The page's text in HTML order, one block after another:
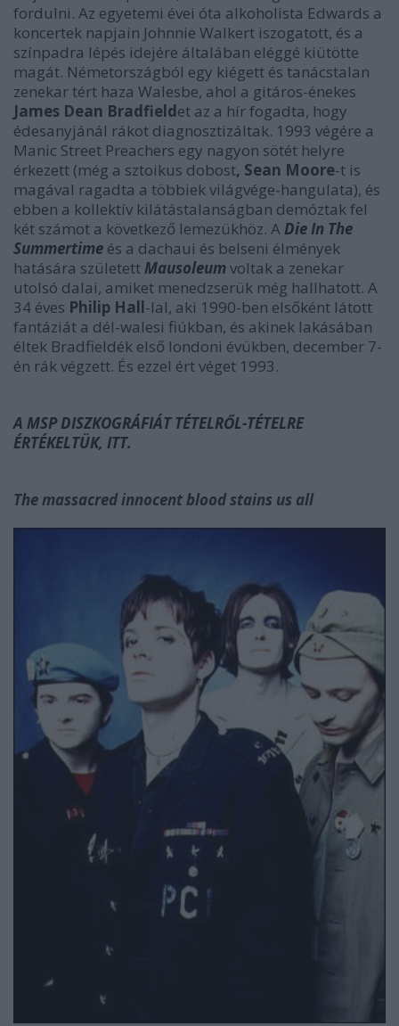
fordulni. Az egyetemi évei óta alkoholista Edwards a
koncertek napjain Johnnie Walkert iszogatott, és a
színpadra lépés idejére általában eléggé kiütötte
magát. Németországból egy kiégett és tanácstalan
zenekar tért haza Walesbe, ahol a gitáros-énekes
James Dean Bradfieldet az a hír fogadta, hogy
édesanyjánál rákot diagnosztizáltak. 1993 végére a
Manic Street Preachers egy nagyon sötét helyre
érkezett (még a sztoikus dobost, Sean Moore-t is
magával ragadta a többiek világvége-hangulata), és
ebben a kollektív kilátástalanságban demóztak fel
két számot a következő lemezükhöz. ADie In The
Summertime és a dachaui és belseni élmények
hatására születettMausoleumvoltak a zenekar
utolsó dalai, amiket menedzserük még hallhatott. A
34 éves Philip Hall-lal, aki 1990-ben elsőként látott
fantáziát a dél-walesi fiúkban, és akinek lakásában
éltek Bradfieldék első londoni évükben, december 7-
én rák végzett. És ezzel ért véget 1993.
A MSP DISZKOGRÁFIÁT TÉTELRŐL-TÉTELRE
ÉRTÉKELTÜK, ITT.
The massacred innocent blood stains us all